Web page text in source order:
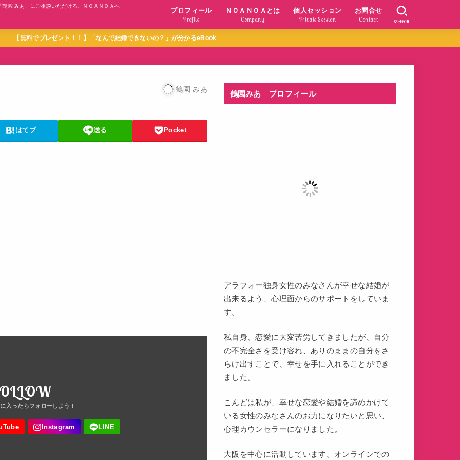
園 みあ」にご相談いただける、ＮＯＡＮＯＡへ
プロフィール
Profile
ＮＯＡＮＯＡとは
Company
個人セッション
Private Session
お問合せ
Contact SEARCH
【無料でプレゼント！！】「なんで結婚できないの？」が分かるeBook
鶴園 みあ
はてブ 送る Pocket
鶴園みあ プロフィール
アラフォー独身女性のみなさんが幸せな結婚が
出来るよう、心理面からのサポートをしていま
す。
私自身、恋愛に大変苦労してきましたが、自分
の不完全さを受け容れ、ありのままの自分をさ
らけ出すことで、幸せを手に入れることができ
ました。
こんどは私が、幸せな恋愛や結婚を諦めかけて
いる女性のみなさんのお力になりたいと思い、
心理カウンセラーになりました。
大阪を中心に活動しています。オンラインでの